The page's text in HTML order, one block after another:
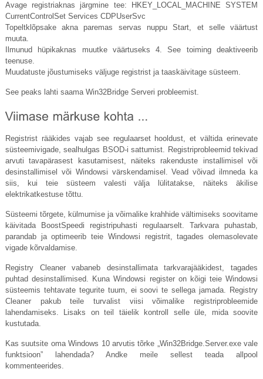
Avage registriaknas järgmine tee: HKEY_LOCAL_MACHINE SYSTEM
CurrentControlSet Services CDPUserSvc
Topeltklõpsake akna paremas servas nuppu Start, et selle väärtust
muuta.
Ilmunud hüpikaknas muutke väärtuseks 4. See toiming deaktiveerib
teenuse.
Muudatuste jõustumiseks väljuge registrist ja taaskäivitage süsteem.
See peaks lahti saama Win32Bridge Serveri probleemist.
Registrist rääkides vajab see regulaarset hooldust, et vältida erinevate
süsteemivigade, sealhulgas BSOD-i sattumist. Registriprobleemid tekivad
arvuti tavapärasest kasutamisest, näiteks rakenduste installimisel või
desinstallimisel või Windowsi värskendamisel. Vead võivad ilmneda ka
siis, kui teie süsteem valesti välja lülitatakse, näiteks äkilise
elektrikatkestuse tõttu.
Süsteemi tõrgete, külmumise ja võimalike krahhide vältimiseks soovitame
käivitada BoostSpeedi registripuhasti regulaarselt. Tarkvara puhastab,
parandab ja optimeerib teie Windowsi registrit, tagades olemasolevate
vigade kõrvaldamise.
Registry Cleaner vabaneb desinstallimata tarkvarajääkidest, tagades
puhtad desinstallimised. Kuna Windowsi register on kõigi teie Windowsi
süsteemis tehtavate tegurite tuum, ei soovi te sellega jamada. Registry
Cleaner pakub teile turvalist viisi võimalike registriprobleemide
lahendamiseks. Lisaks on teil täielik kontroll selle üle, mida soovite
kustutada.
Kas suutsite oma Windows 10 arvutis tõrke „Win32Bridge.Server.exevale
funktsioon” lahendada? Andke meile sellest teada allpool
kommenteerides.